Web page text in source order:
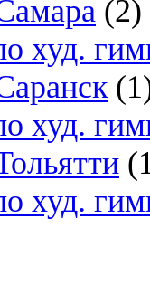
(2)
худ.
худ.
худ.